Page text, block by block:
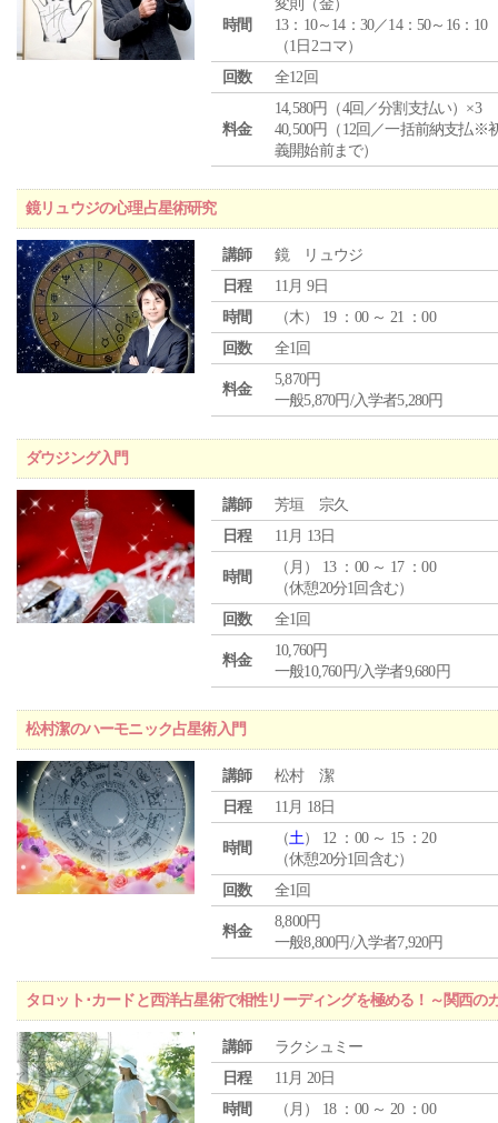
時間
変則（金）
13：10～14：30／14：50～16：10
（1日2コマ）
回数
全12回
料金
14,580円（4回／分割支払い）×3
40,500円（12回／一括前納支払※
義開始前まで）
鏡リュウジの心理占星術研究
講師
鏡 リュウジ
日程
11月 9日
時間
（木） 19 ：00 ～ 21 ：00
回数
全1回
料金
5,870円
一般5,870円/入学者5,280円
ダウジング入門
講師
芳垣 宗久
日程
11月 13日
時間
（ 月 ） 13 ：00 ～ 17 ：00
（休憩20分1回含む）
回数
全1回
料金
10,760円
一般10,760円/入学者9,680円
松村潔のハーモニック占星術入門
講師
松村 潔
日程
11月 18日
時間
（土） 12 ：00 ～ 15 ：20
（休憩20分1回含む）
回数
全1回
料金
8,800円
一般8,800円/入学者7,920円
タロット･カードと西洋占星術で相性リーディングを極める！～関西の
講師
ラクシュミー
日程
11月 20日
時間
（ 月 ） 18 ：00 ～ 20 ：00